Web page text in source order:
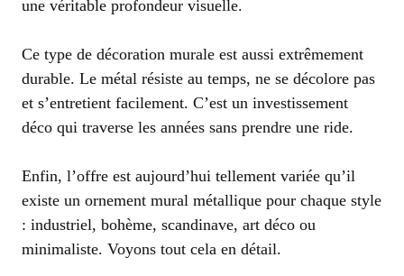
une véritable profondeur visuelle.
Ce type de décoration murale est aussi extrêmement
durable. Le métal résiste au temps, ne se décolore pas
et s’entretient facilement. C’est un investissement
déco qui traverse les années sans prendre une ride.
Enfin, l’offre est aujourd’hui tellement variée qu’il
existe un ornement mural métallique pour chaque style
: industriel, bohème, scandinave, art déco ou
minimaliste. Voyons tout cela en détail.